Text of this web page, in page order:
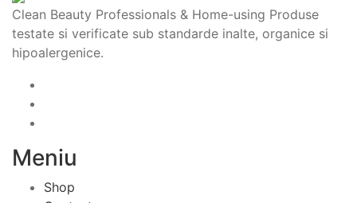
Clean Beauty Professionals & Home-using Produse
testate si verificate sub standarde inalte, organice si
hipoalergenice.
Meniu
Shop